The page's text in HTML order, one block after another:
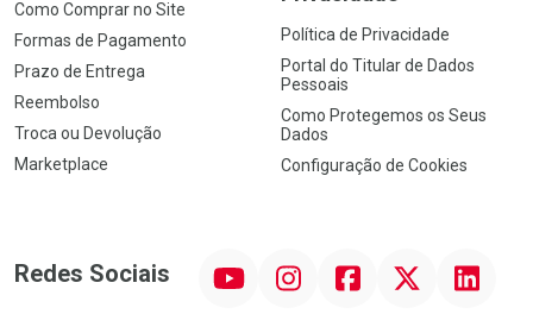
Como Comprar no Site
Formas de Pagamento
Prazo de Entrega
Reembolso
Troca ou Devolução
Marketplace
Política de Privacidade
Portal do Titular de Dados
Pessoais
Como Protegemos os Seus
Dados
Configuração de Cookies
Redes Sociais InstagramFacebook Linkedin